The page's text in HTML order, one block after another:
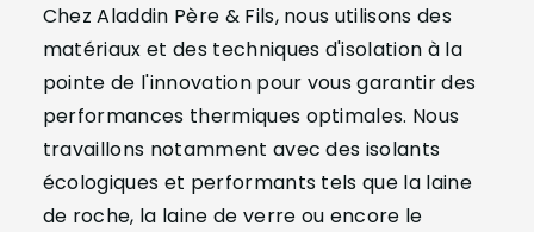
Chez Aladdin Père & Fils, nous utilisons des
matériaux et des techniques d'isolation à la
pointe de l'innovation pour vous garantir des
performances thermiques optimales. Nous
travaillons notamment avec des isolants
écologiques et performants tels que la laine
de roche, la laine de verre ou encore le